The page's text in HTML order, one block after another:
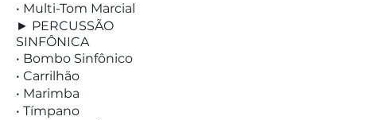
• Multi-Tom Marcial
► PERCUSSÃO
SINFÔNICA
• Bombo Sinfônico
• Carrilhão
• Marimba
• Tímpano